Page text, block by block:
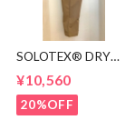
SOLOTEX® DRY
Tapered Pants
Beige
¥10,560
20%OFF